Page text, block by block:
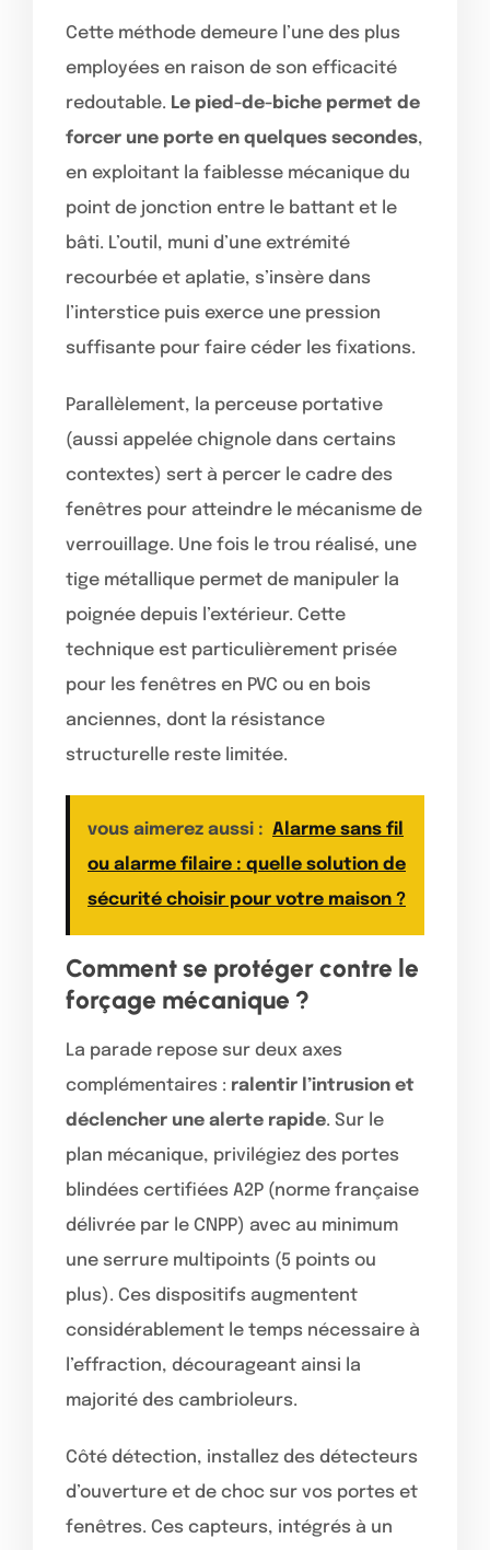
Cette méthode demeure l’une des plus
employées en raison de son efficacité
redoutable. Le pied-de-biche permet de
forcer une porte en quelques secondes,
en exploitant la faiblesse mécanique du
point de jonction entre le battant et le
bâti. L’outil, muni d’une extrémité
recourbée et aplatie, s’insère dans
l’interstice puis exerce une pression
suffisante pour faire céder les fixations.
Parallèlement, la perceuse portative
(aussi appelée chignole dans certains
contextes) sert à percer le cadre des
fenêtres pour atteindre le mécanisme de
verrouillage. Une fois le trou réalisé, une
tige métallique permet de manipuler la
poignée depuis l’extérieur. Cette
technique est particulièrement prisée
pour les fenêtres en PVC ou en bois
anciennes, dont la résistance
structurelle reste limitée.
vous aimerez aussi : Alarme sans fil
ou alarme filaire : quelle solution de
sécurité choisir pour votre maison ?
Comment se protéger contre le
forçage mécanique ?
La parade repose sur deux axes
complémentaires : ralentir l’intrusion et
déclencher une alerte rapide. Sur le
plan mécanique, privilégiez des portes
blindées certifiées A2P (norme française
délivrée par le CNPP) avec au minimum
une serrure multipoints (5 points ou
plus). Ces dispositifs augmentent
considérablement le temps nécessaire à
l’effraction, décourageant ainsi la
majorité des cambrioleurs.
Côté détection, installez des détecteurs
d’ouverture et de choc sur vos portes et
fenêtres. Ces capteurs, intégrés à un